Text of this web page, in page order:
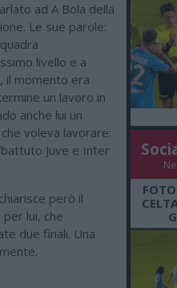
ad A Bola della
Le sue parole:
livello e a
il momento era
un lavoro in
anche lui un
voleva lavorare:
battuto Juve e Inter
però il
lui, che
due finali. Una